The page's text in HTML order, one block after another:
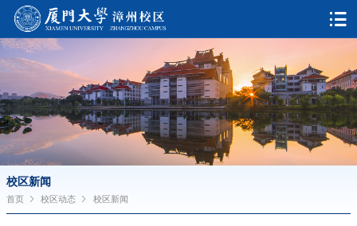
校区新闻
首页 校区动态 校区新闻